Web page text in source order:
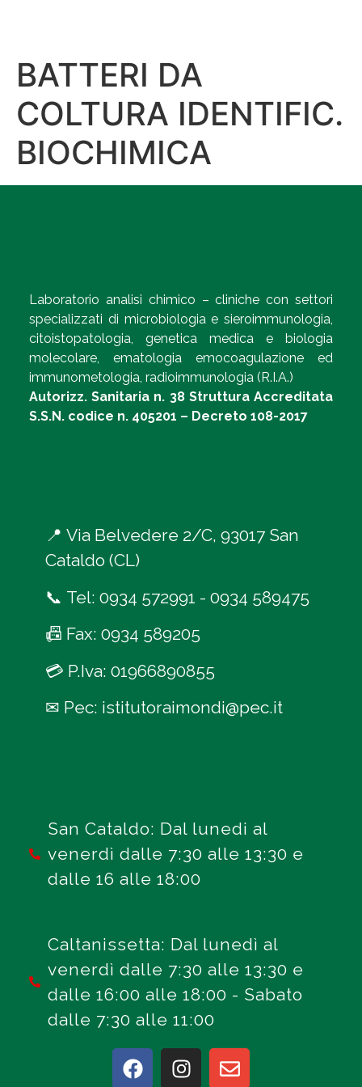
BATTERI DA
COLTURA IDENTIFIC.
BIOCHIMICA
Laboratorio analisi chimico – cliniche con settori
specializzati di microbiologia e sieroimmunologia,
citoistopatologia, genetica medica e biologia
molecolare, ematologia emocoagulazione ed
immunometologia, radioimmunologia (R.I.A.)
Autorizz. Sanitaria n. 38 Struttura Accreditata
S.S.N. codice n. 405201 – Decreto 108-2017
📍 Via Belvedere 2/C, 93017 San
Cataldo (CL)
📞 Tel: 0934 572991 - 0934 589475
📠 Fax: 0934 589205
💳 P.Iva: 01966890855
✉ Pec: istitutoraimondi@pec.it
San Cataldo: Dal lunedi al
venerdì dalle 7:30 alle 13:30 e
dalle 16 alle 18:00
Caltanissetta: Dal lunedì al
venerdì dalle 7:30 alle 13:30 e
dalle 16:00 alle 18:00 - Sabato
dalle 7:30 alle 11:00